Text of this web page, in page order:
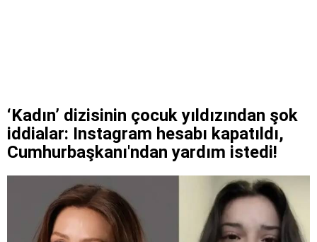
‘Kadın’ dizisinin çocuk yıldızından şok
iddialar: Instagram hesabı kapatıldı,
Cumhurbaşkanı'ndan yardım istedi!